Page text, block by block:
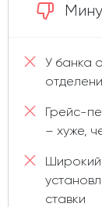
У банка
Грейс-
– хуже,
Широкий
ставки